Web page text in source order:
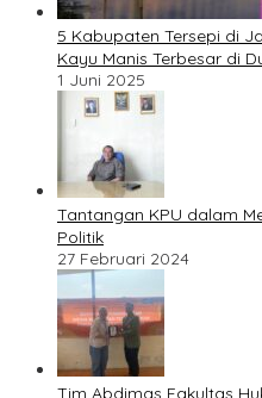
5 Kabupaten Tersepi di
Kayu Manis Terbesar di
1 Juni 2025
Tantangan KPU dalam
Politik
27 Februari 2024
Tim Abdimas Fakultas